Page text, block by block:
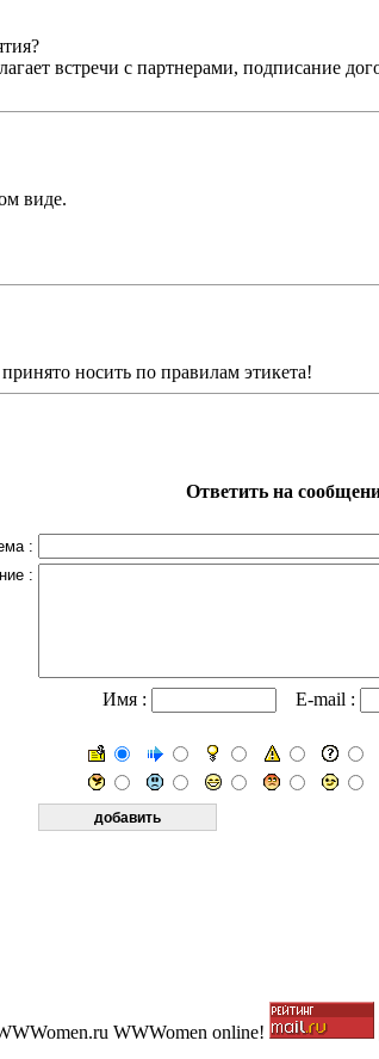
встречи с партнерами, подписание
виде.
носить по правилам этикета!
Ответить на
:
:
Имя : E-mail :